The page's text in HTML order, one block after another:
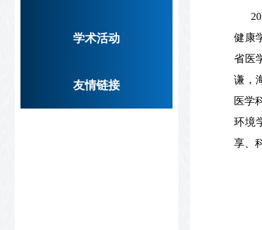
学术活动
友情链接
健康
省医
谦，
医学
环境
享、